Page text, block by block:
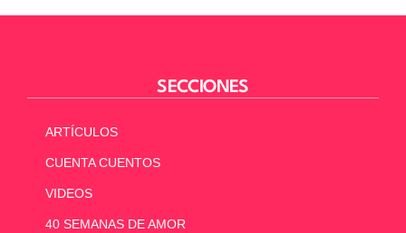
SECCIONES
ARTÍCULOS
CUENTA CUENTOS
VIDEOS
40 SEMANAS DE AMOR